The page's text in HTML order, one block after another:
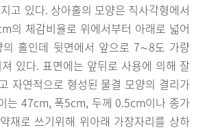
고 있다. 상아홀의 모양은 직사각형에서
의 체감비율로 위에서부터 아래로 넓어
의 홀인데 뒷면에서 앞으로 7∼8도 가량
있다. 표면에는 앞뒤로 사용에 의해 잘
자연적으로 형성된 물결 모양의 결리가
는 47cm, 폭5cm, 두께 0.5cm이나 종가
재로 쓰기위해 위아래 가장자리를 상하